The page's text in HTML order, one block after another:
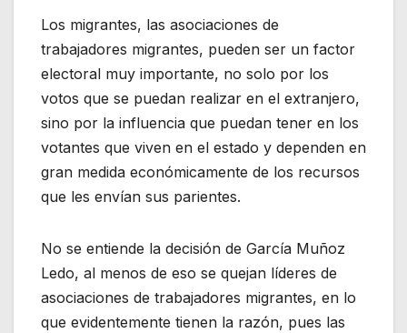
Los migrantes, las asociaciones de
trabajadores migrantes, pueden ser un factor
electoral muy importante, no solo por los
votos que se puedan realizar en el extranjero,
sino por la influencia que puedan tener en los
votantes que viven en el estado y dependen en
gran medida económicamente de los recursos
que les envían sus parientes.
No se entiende la decisión de García Muñoz
Ledo, al menos de eso se quejan líderes de
asociaciones de trabajadores migrantes, en lo
que evidentemente tienen la razón, pues las